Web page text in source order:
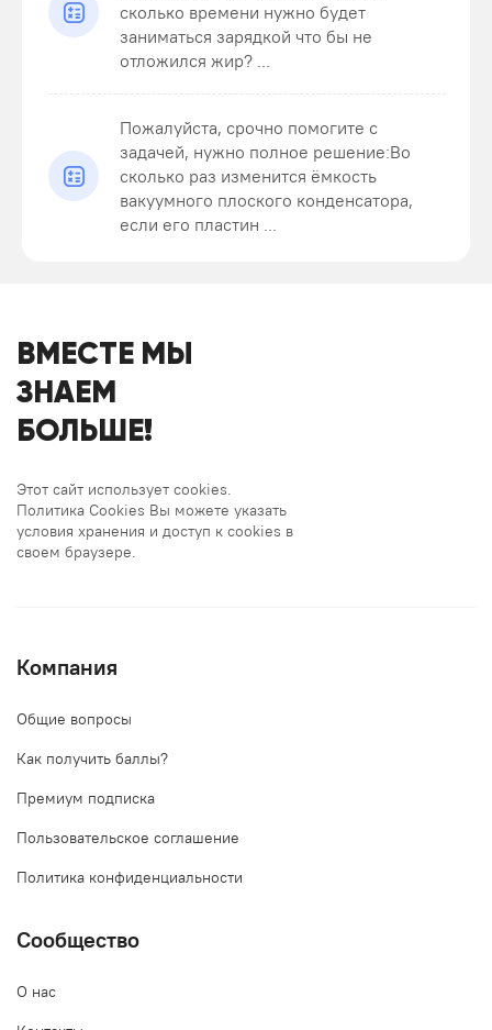
сколько времени нужно будет
заниматься зарядкой что бы не
отложился жир? ...
Пожалуйста, срочно помогите с
задачей, нужно полное решение:Во
сколько раз изменится ёмкость
вакуумного плоского конденсатора,
если его пластин ...
ВМЕСТЕ МЫ
ЗНАЕМ
БОЛЬШЕ!
Этот сайт использует cookies.
Политика Cookies Вы можете указать
условия хранения и доступ к cookies в
своем браузере.
Компания
Общие вопросы
Как получить баллы?
Премиум подписка
Пользовательское соглашение
Политика конфиденциальности
Сообщество
О нас